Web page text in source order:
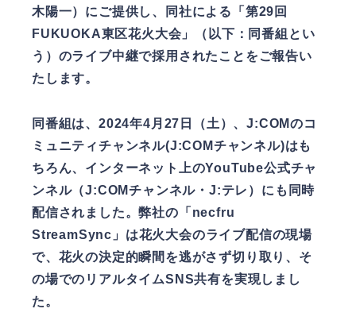
木陽一）にご提供し、同社による「第29回
FUKUOKA東区花火大会」（以下：同番組とい
う）のライブ中継で採用されたことをご報告い
たします。
同番組は、2024年4月27日（土）、J:COMのコ
ミュニティチャンネル(J:COMチャンネル)はも
ちろん、インターネット上のYouTube公式チャ
ンネル（J:COMチャンネル・J:テレ）にも同時
配信されました。弊社の「necfru
StreamSync」は花火大会のライブ配信の現場
で、花火の決定的瞬間を逃がさず切り取り、そ
の場でのリアルタイムSNS共有を実現しまし
た。